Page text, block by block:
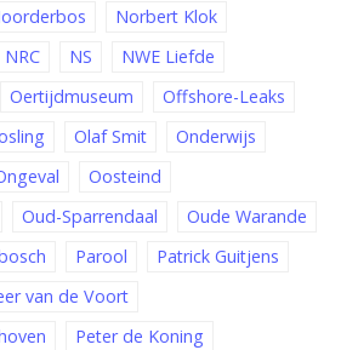
Norbert Klok
NRC NS
NWE Liefde
Oertijdmuseum
Offshore-Leaks
Olaf Smit
Onderwijs
Oosteind
Oud-Sparrendaal
Oude Warande
Parool
Patrick Guitjens
van de Voort
Peter de Koning